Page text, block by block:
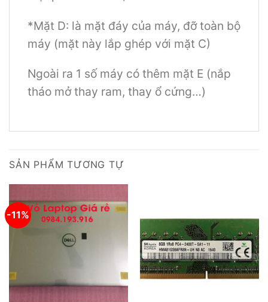
*Mặt D: là mặt đáy của máy, đỡ toàn bộ
máy (mặt này lắp ghép với mặt C)
Ngoài ra 1 số máy có thêm mặt E (nắp
tháo mở thay ram, thay ổ cứng…)
SẢN PHẨM TƯƠNG TỰ
-11%